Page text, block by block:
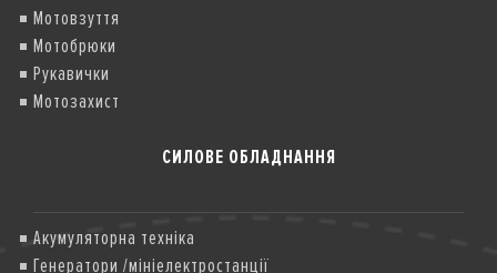
Мотовзуття
Мотобрюки
Рукавички
Мотозахист
СИЛОВЕ ОБЛАДНАННЯ
Акумуляторна техніка
Генератори /мініелектростанції